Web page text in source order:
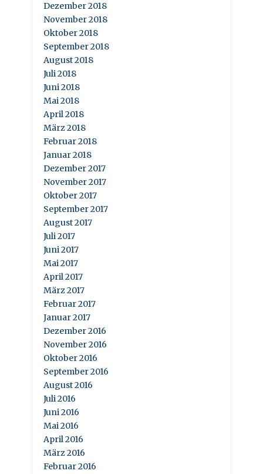
Dezember 2018
November 2018
Oktober 2018
September 2018
August 2018
Juli 2018
Juni 2018
Mai 2018
April 2018
März 2018
Februar 2018
Januar 2018
Dezember 2017
November 2017
Oktober 2017
September 2017
August 2017
Juli 2017
Juni 2017
Mai 2017
April 2017
März 2017
Februar 2017
Januar 2017
Dezember 2016
November 2016
Oktober 2016
September 2016
August 2016
Juli 2016
Juni 2016
Mai 2016
April 2016
März 2016
Februar 2016